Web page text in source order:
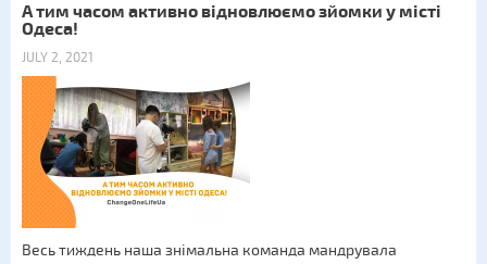
А тим часом активно відновлюємо зйомки у місті
Одеса!
JULY 2, 2021
Весь тиждень наша знімальна команда мандрувала